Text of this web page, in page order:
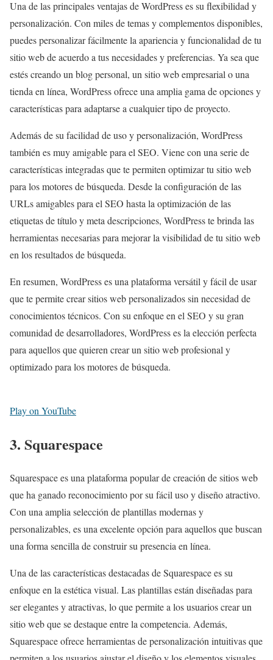
Una de las principales ventajas de WordPress es su flexibilidad y
personalización. Con miles de temas y complementos disponibles,
puedes personalizar fácilmente la apariencia y funcionalidad de tu
sitio web de acuerdo a tus necesidades y preferencias. Ya sea que
estés creando un blog personal, un sitio web empresarial o una
tienda en línea, WordPress ofrece una amplia gama de opciones y
características para adaptarse a cualquier tipo de proyecto.
Además de su facilidad de uso y personalización, WordPress
también es muy amigable para el SEO. Viene con una serie de
características integradas que te permiten optimizar tu sitio web
para los motores de búsqueda. Desde la configuración de las
URLs amigables para el SEO hasta la optimización de las
etiquetas de título y meta descripciones, WordPress te brinda las
herramientas necesarias para mejorar la visibilidad de tu sitio web
en los resultados de búsqueda.
En resumen, WordPress es una plataforma versátil y fácil de usar
que te permite crear sitios web personalizados sin necesidad de
conocimientos técnicos. Con su enfoque en el SEO y su gran
comunidad de desarrolladores, WordPress es la elección perfecta
para aquellos que quieren crear un sitio web profesional y
optimizado para los motores de búsqueda.
Play on YouTube
3. Squarespace
Squarespace es una plataforma popular de creación de sitios web
que ha ganado reconocimiento por su fácil uso y diseño atractivo.
Con una amplia selección de plantillas modernas y
personalizables, es una excelente opción para aquellos que buscan
una forma sencilla de construir su presencia en línea.
Una de las características destacadas de Squarespace es su
enfoque en la estética visual. Las plantillas están diseñadas para
ser elegantes y atractivas, lo que permite a los usuarios crear un
sitio web que se destaque entre la competencia. Además,
Squarespace ofrece herramientas de personalización intuitivas que